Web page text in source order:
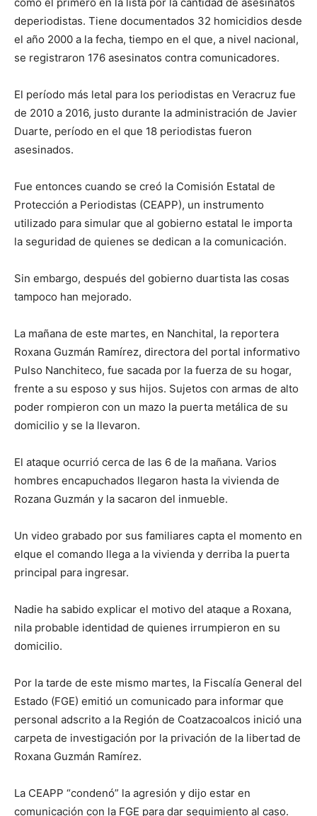
deperiodistas. Tiene documentados 32 homicidios desde
el año 2000 a la fecha, tiempo en el que, a nivel nacional,
se registraron 176 asesinatos contra comunicadores.
El período más letal para los periodistas en Veracruz fue
de 2010 a 2016, justo durante la administración de Javier
Duarte, período en el que 18 periodistas fueron
asesinados.
Fue entonces cuando se creó la Comisión Estatal de
Protección a Periodistas (CEAPP), un instrumento
utilizado para simular que al gobierno estatal le importa
la seguridad de quienes se dedican a la comunicación.
Sin embargo, después del gobierno duartista las cosas
tampoco han mejorado.
La mañana de este martes, en Nanchital, la reportera
Roxana Guzmán Ramírez, directora del portal informativo
Pulso Nanchiteco, fue sacada por la fuerza de su hogar,
frente a su esposo y sus hijos. Sujetos con armas de alto
poder rompieron con un mazo la puerta metálica de su
domicilio y se la llevaron.
El ataque ocurrió cerca de las 6 de la mañana. Varios
hombres encapuchados llegaron hasta la vivienda de
Rozana Guzmán y la sacaron del inmueble.
Un video grabado por sus familiares capta el momento en
elque el comando llega a la vivienda y derriba la puerta
principal para ingresar.
Nadie ha sabido explicar el motivo del ataque a Roxana,
nila probable identidad de quienes irrumpieron en su
domicilio.
Por la tarde de este mismo martes, la Fiscalía General del
Estado (FGE) emitió un comunicado para informar que
personal adscrito a la Región de Coatzacoalcos inició una
carpeta de investigación por la privación de la libertad de
Roxana Guzmán Ramírez.
La CEAPP “condenó” la agresión y dijo estar en
comunicación con la FGE para dar seguimiento al caso.